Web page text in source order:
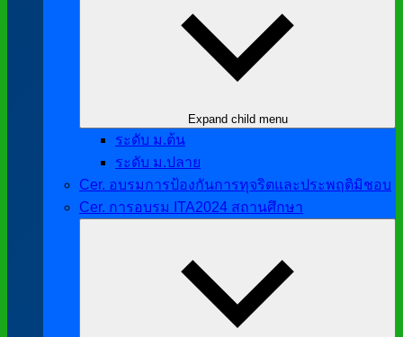
Expand child menu
ระดับ ม.ต้น
ระดับ ม.ปลาย
Cer. อบรมการป้องกันการทุจริตและประพฤติมิชอบ
Cer. การอบรม ITA2024 สถานศึกษา